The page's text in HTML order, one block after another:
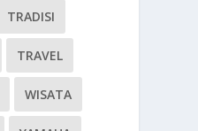
TRADISI
TRAVEL
WISATA